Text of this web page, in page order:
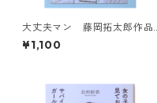
大丈夫マン 藤岡拓太郎作品
集
¥1,100